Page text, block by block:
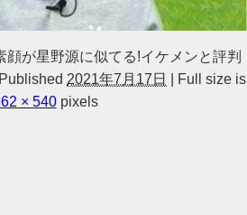
顔が星野源に似てる!イケメンと評判
Published 2021年7月17日
Full size is
× 540pixels